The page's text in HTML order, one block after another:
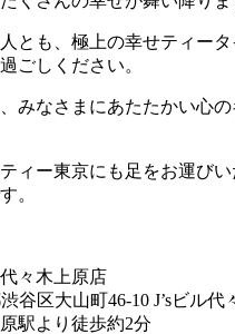
とも、極上の幸せティー
ごしください。
みなさまにあたたかい心の
ィー東京にも足をお運び
。
々木上原店
谷区大山町46-10 J’sビル代
駅より徒歩約2分